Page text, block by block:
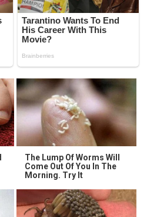
The Lump Of Worms Will
Come Out Of You In The
Morning. Try It